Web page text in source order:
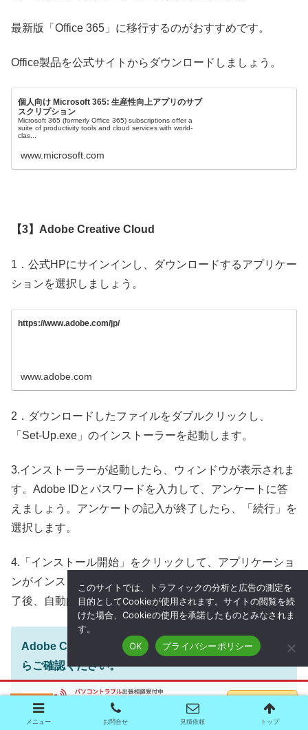
最新版「Office 365」に移行するのがおすすめです。
Office製品を公式サイトからダウンロードしましょう。
個人向け Microsoft 365: 生産性向上アプリのサブ
スクリプション
Microsoft 365 (formerly Office 365) subscriptions offer a
suite of productivity tools and cloud services with world-
clas...
www.microsoft.com
【3】Adobe Creative Cloud
1．公式HPにサインインし、ダウンロードするアプリケー
ションを選択しましょう。
https://www.adobe.com/jp/
www.adobe.com
2．ダウンロードしたファイルをダブルクリックし、
「Set-Up.exe」のインストーラーを起動します。
3.インストーラーが起動したら、ウィンドウが表示されま
す。Adobe IDとパスワードを入力して、アンケートに答
えましょう。アンケートの記入が終了したら、「続行」を
選択します。
4.「インストール開始」をクリックして、アプリケーショ
ンがインストール完了するまで待ちます。インストール完
了後、自動的にアプリケーションが起動します。
Adobe Creative Cloudに関する詳細は以下リンクか
らご確認ください。
https://helpx.adobe.com/jp/creative-
cloud/system-requirements.html
メニュー お問合せ 見積依頼 トップ
このサイトでは、トラフィックの分析と広告の測定を
目的としてCookieが使用されます。サイトの閲覧を続
けた場合、Cookieの使用を承諾したものとみなされま
す。
OK
プライバシーポリシー